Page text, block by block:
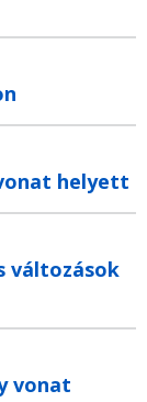
helyett
változások
vonat